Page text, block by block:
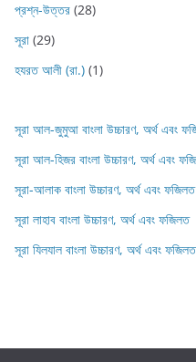
প্রশ্ন-উত্তর (28)
সূরা (29)
হযরত আলী (রা.) (1)
সূরা আল-জুমুআ বাংলা উচ্চারণ, অর্থ এবং
সূরা আল-হিজর বাংলা উচ্চারণ, অর্থ এবং
সূরা-আলাক বাংলা উচ্চারণ, অর্থ এবং ফজিলত
সূরা লাহাব‌‌‌ বাংলা উচ্চারণ, অর্থ এবং ফজিলত
সূরা যিলযাল বাংলা উচ্চারণ, অর্থ এবং ফজিলত